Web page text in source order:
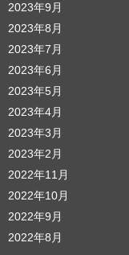
2023年9月
2023年8月
2023年7月
2023年6月
2023年5月
2023年4月
2023年3月
2023年2月
2022年11月
2022年10月
2022年9月
2022年8月